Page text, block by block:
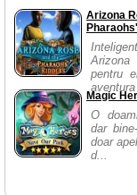
Arizona
pentru
Magic
O
dar
doar
d...